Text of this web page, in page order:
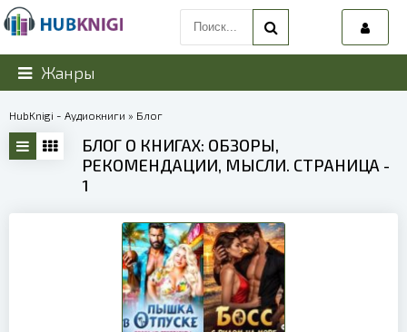
Жанры
HubKnigi - Аудиокниги » Блог
БЛОГ О КНИГАХ: ОБЗОРЫ,
РЕКОМЕНДАЦИИ, МЫСЛИ. СТРАНИЦА -
1